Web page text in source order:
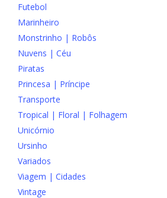
Futebol
Marinheiro
Monstrinho | Robôs
Nuvens | Céu
Piratas
Princesa | Príncipe
Transporte
Tropical | Floral | Folhagem
Unicórnio
Ursinho
Variados
Viagem | Cidades
Vintage